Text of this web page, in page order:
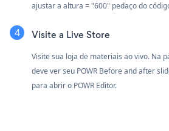
ajustar a altura = "600" pedaço do
Visite a Live Store
Visite sua loja de materiais ao vivo. Na
deve ver seu POWR Before and after
para abrir o POWR Editor.